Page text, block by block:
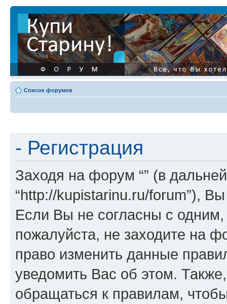
Список форумов
- Регистрация
Заходя на форум “” (в
“http://kupistarinu.ru/forum”),
Если Вы не согласны с
пожалуйста, не заходите на
право изменить данные
уведомить Вас об этом.
обращаться к правилам,